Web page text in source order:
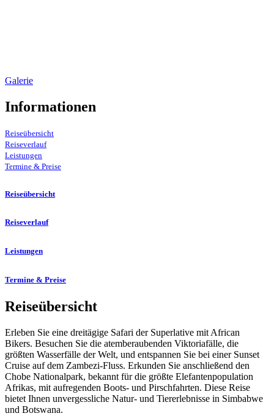
Galerie
Informationen
Reiseübersicht
Reiseverlauf
Leistungen
Termine & Preise
Reiseübersicht
Reiseverlauf
Leistungen
Termine & Preise
Reiseübersicht
Erleben Sie eine dreitägige Safari der Superlative mit African
Bikers. Besuchen Sie die atemberaubenden Viktoriafälle, die
größten Wasserfälle der Welt, und entspannen Sie bei einer Sunset
Cruise auf dem Zambezi-Fluss. Erkunden Sie anschließend den
Chobe Nationalpark, bekannt für die größte Elefantenpopulation
Afrikas, mit aufregenden Boots- und Pirschfahrten. Diese Reise
bietet Ihnen unvergessliche Natur- und Tiererlebnisse in Simbabwe
und Botswana.